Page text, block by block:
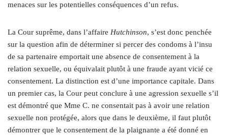
menaces sur les potentielles conséquences d’un refus.
La Cour suprême, dans l’affaire Hutchinson, s’est donc penchée
sur la question afin de déterminer si percer des condoms à l’insu
de sa partenaire emportait une absence de consentement à la
relation sexuelle, ou équivalait plutôt à une fraude ayant vicié ce
consentement. La distinction est d’une importance capitale. Dans
un premier cas, la Cour peut conclure à une agression sexuelle s’il
est démontré que Mme C. ne consentait pas à avoir une relation
sexuelle non protégée, alors que dans le deuxième, il faut plutôt
démontrer que le consentement de la plaignante a été donné en